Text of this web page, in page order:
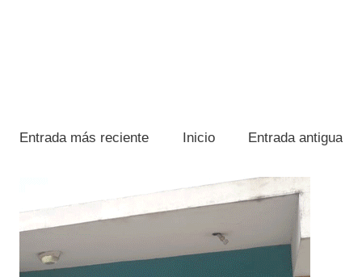
Entrada más reciente Entrada antigua
Inicio